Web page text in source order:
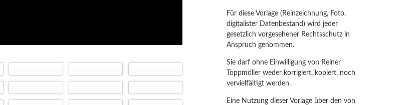
Für diese Vorlage (Reinzeichnung, Foto,
digitalister Datenbestand) wird jeder
gesetzlich vorgesehener Rechtsschutz in
Anspruch genommen.
Sie darf ohne Einwilligung von Reiner
Toppmöller weder korrigiert, kopiert, noch
vervielfältigt werden.
Eine Nutzung dieser Vorlage über den von